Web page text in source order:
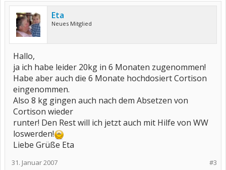
Eta
Neues Mitglied
Hallo,
ja ich habe leider 20kg in 6 Monaten zugenommen!
Habe aber auch die 6 Monate hochdosiert Cortison
eingenommen.
Also 8 kg gingen auch nach dem Absetzen von
Cortison wieder
runter! Den Rest will ich jetzt auch mit Hilfe von WW
loswerden!
Liebe Grüße Eta
#3
31. Januar 2007